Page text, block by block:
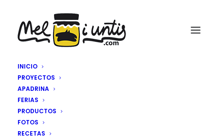
INICIO
PROYECTOS
APADRINA
FERIAS
PRODUCTOS
FOTOS
RECETAS
MUFFINS DE MIEL
CON PLATANO